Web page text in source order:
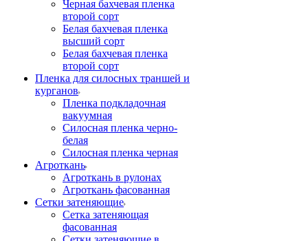
Черная бахчевая пленка
второй сорт
Белая бахчевая пленка
высший сорт
Белая бахчевая пленка
второй сорт
Пленка для силосных траншей и
курганов
Пленка подкладочная
вакуумная
Силосная пленка черно-
белая
Силосная пленка черная
Агроткань
Агроткань в рулонах
Агроткань фасованная
Сетки затеняющие
Сетка затеняющая
фасованная